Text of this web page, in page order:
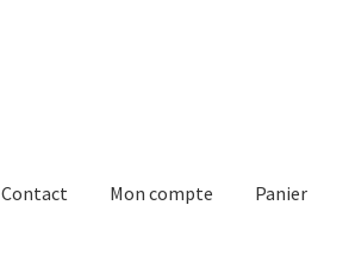
Contact Mon compte Panier